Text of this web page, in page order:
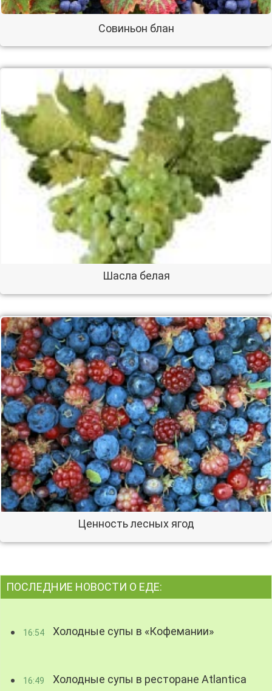
Совиньон блан
Шасла белая
Ценность лесных ягод
ПОСЛЕДНИЕ НОВОСТИ О ЕДЕ:
16:54 Холодные супы в «Кофемании»
16:49 Холодные супы в ресторане Atlantica